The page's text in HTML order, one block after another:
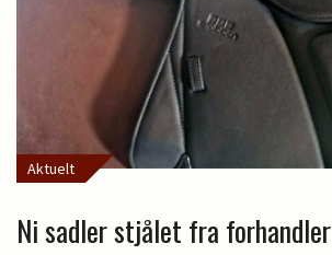
Aktuelt
Ni sadler stjålet fra forhandler